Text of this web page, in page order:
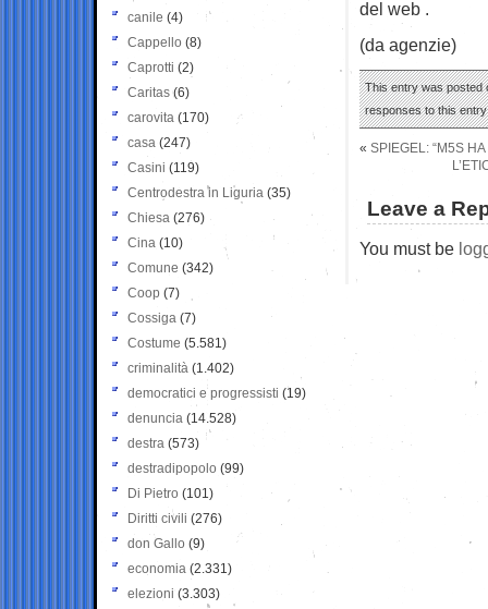
del web .
(da agenzie)
This entry was posted
responses to this
« SPIEGEL: “M5S
Leave a
You must be
canile (4)
Cappello (8)
Caprotti (2)
Caritas (6)
carovita (170)
casa (247)
Casini (119)
Centrodestra in Liguria (35)
Chiesa (276)
Cina (10)
Comune (342)
Coop (7)
Cossiga (7)
Costume (5.581)
criminalità (1.402)
democratici e progressisti (19)
denuncia (14.528)
destra (573)
destradipopolo (99)
Di Pietro (101)
Diritti civili (276)
don Gallo (9)
economia (2.331)
elezioni (3.303)